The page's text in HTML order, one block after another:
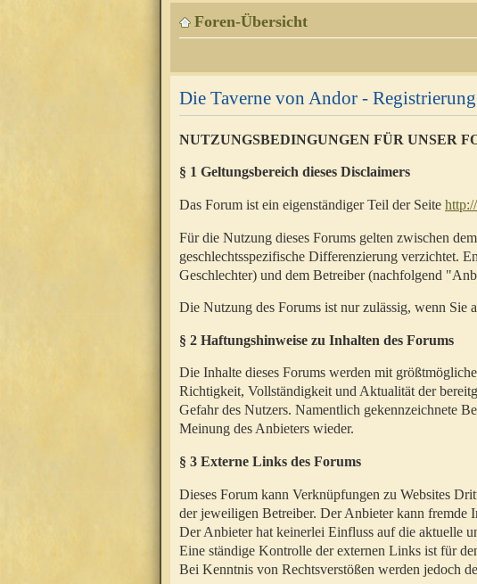
Foren-Übersicht
Die Taverne von Andor - Registrierung
NUTZUNGSBEDINGUNGEN FÜR UNSER
§ 1 Geltungsbereich dieses Disclaimers
Das Forum ist ein eigenständiger Teil der Seite
Für die Nutzung dieses Forums gelten zwischen
geschlechtsspezifische Differenzierung verzichtet.
Geschlechter) und dem Betreiber (nachfolgend
Die Nutzung des Forums ist nur zulässig, wenn Sie
§ 2 Haftungshinweise zu Inhalten des Forums
Die Inhalte dieses Forums werden mit
Richtigkeit, Vollständigkeit und Aktualität der
Gefahr des Nutzers. Namentlich gekennzeichnete
Meinung des Anbieters wieder.
§ 3 Externe Links des Forums
Dieses Forum kann Verknüpfungen zu Websites
der jeweiligen Betreiber. Der Anbieter kann fremde
Der Anbieter hat keinerlei Einfluss auf die aktuelle
Eine ständige Kontrolle der externen Links ist für
Bei Kenntnis von Rechtsverstößen werden jedoch